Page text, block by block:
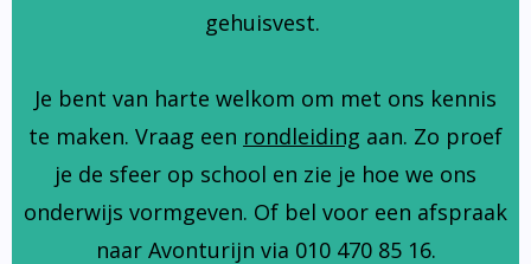
gehuisvest.
Je bent van harte welkom om met ons kennis
te maken. Vraag een rondleiding aan. Zo proef
je de sfeer op school en zie je hoe we ons
onderwijs vormgeven. Of bel voor een afspraak
naar Avonturijn via 010 470 85 16.